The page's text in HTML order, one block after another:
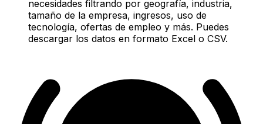
necesidades filtrando por geografía, industria,
tamaño de la empresa, ingresos, uso de
tecnología, ofertas de empleo y más. Puedes
descargar los datos en formato Excel o CSV.